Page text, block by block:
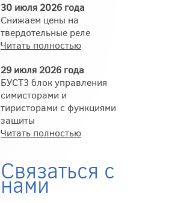
30 июля 2026 года
Снижаем цены на
твердотельные реле
Читать полностью
29 июля 2026 года
БУСТ3 блок управления
симисторами и
тиристорами с функциями
защиты
Читать полностью
Связаться с
нами